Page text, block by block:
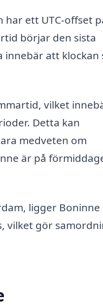
ett UTC-offset
börjar den sista
innebär att klockan
vilket
Detta kan
medveten om
är på
ligger Boninne
vilket gör